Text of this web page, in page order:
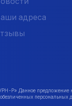
адреса
Данное предложение не